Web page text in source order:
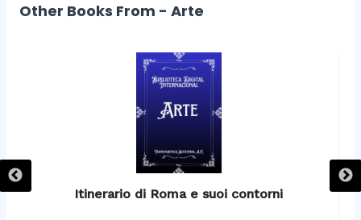
Other Books From - Arte
Itinerario di Roma e suoi contorni